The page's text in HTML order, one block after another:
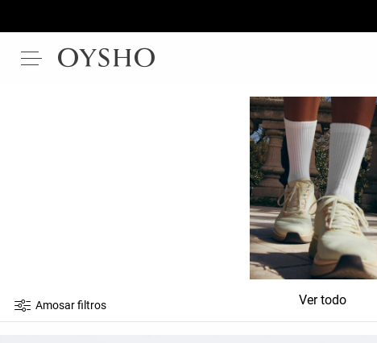
Amosar filtros Ver todo